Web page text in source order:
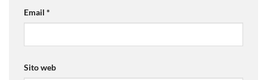
Email *
Sito web